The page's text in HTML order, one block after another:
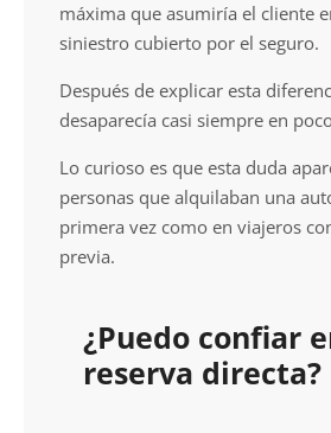
máxima que asumiría el cliente
siniestro cubierto por el seguro.
Después de explicar esta
desaparecía casi siempre en
Lo curioso es que esta duda
personas que alquilaban una
primera vez como en viajeros
previa.
¿Puedo confiar
reserva directa?